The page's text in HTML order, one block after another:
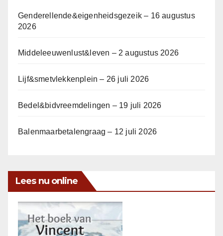
Genderellende&eigenheidsgezeik – 16 augustus
2026
Middeleeuwenlust&leven – 2 augustus 2026
Lijf&smetvlekkenplein – 26 juli 2026
Bedel&bidvreemdelingen – 19 juli 2026
Balenmaarbetalengraag – 12 juli 2026
Lees nu online